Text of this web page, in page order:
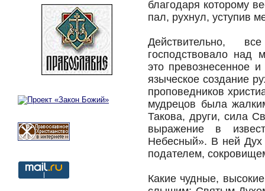
благодаря которому
пал, рухнул, уступив
Действительно,
господствовало
это превознесенное
языческое создание
проповедников
мудрецов была
Такова, други, сила
выражение в
Небесный». В ней Дух
подателем,
Какие чудные,